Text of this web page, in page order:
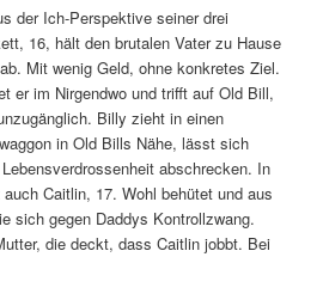
der Ich-Perspektive seiner drei
16, hält den brutalen Vater zu Hause
Mit wenig Geld, ohne konkretes Ziel.
er im Nirgendwo und trifft auf Old Bill,
Billy zieht in einen
in Old Bills Nähe, lässt sich
abschrecken. In
Caitlin, 17. Wohl behütet und aus
sich gegen Daddys Kontrollzwang.
die deckt, dass Caitlin jobbt. Bei